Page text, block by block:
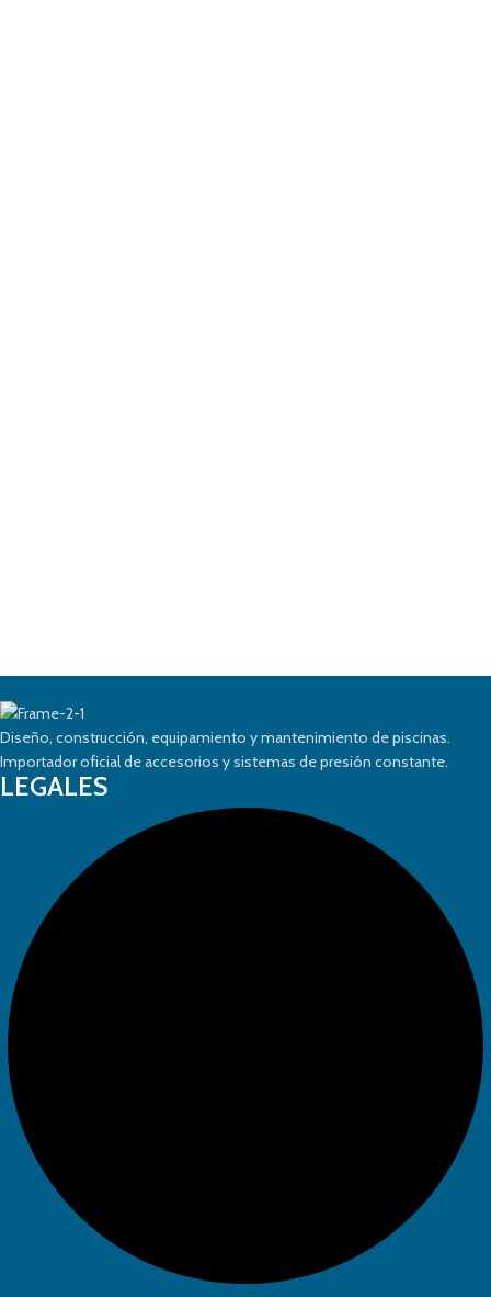
Diseño, construcción, equipamiento y mantenimiento de piscinas.
Importador oficial de accesorios y sistemas de presión constante.
LEGALES